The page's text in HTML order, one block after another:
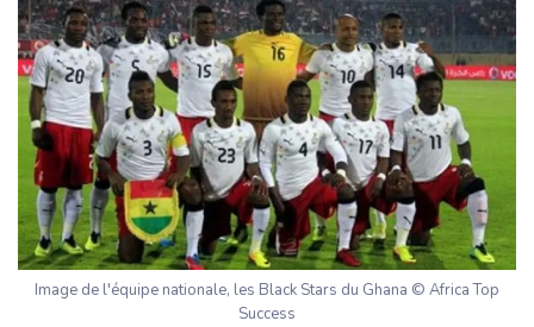
Image de l'équipe nationale, les Black Stars du Ghana © Africa Top
Success